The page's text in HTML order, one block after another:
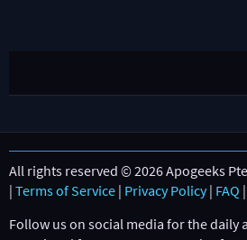
All rights reserved © 2026 Apogeeks
| Terms of Service | Privacy Policy| FAQ |
Follow us on social media for the daily